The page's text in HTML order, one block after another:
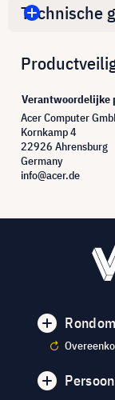
Technische
Verantwoordelijke
Acer Computer
Kornkamp 4
22926 Ahrensburg
Germany
info@acer.de